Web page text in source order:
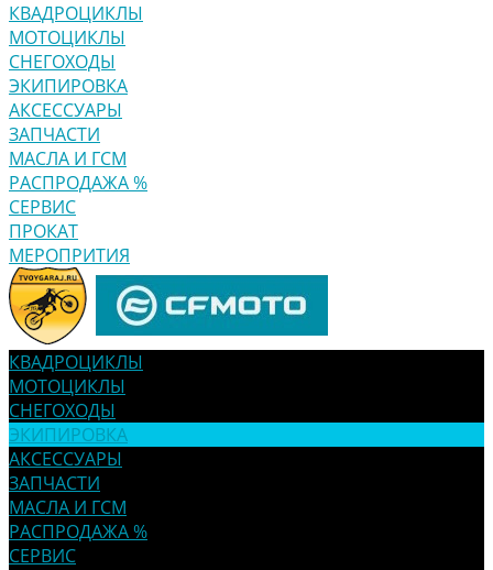
КВАДРОЦИКЛЫ
МОТОЦИКЛЫ
СНЕГОХОДЫ
ЭКИПИРОВКА
АКСЕССУАРЫ
ЗАПЧАСТИ
МАСЛА И ГСМ
РАСПРОДАЖА %
СЕРВИС
ПРОКАТ
МЕРОПРИТИЯ
КВАДРОЦИКЛЫ
МОТОЦИКЛЫ
СНЕГОХОДЫ
ЭКИПИРОВКА
АКСЕССУАРЫ
ЗАПЧАСТИ
МАСЛА И ГСМ
РАСПРОДАЖА %
СЕРВИС